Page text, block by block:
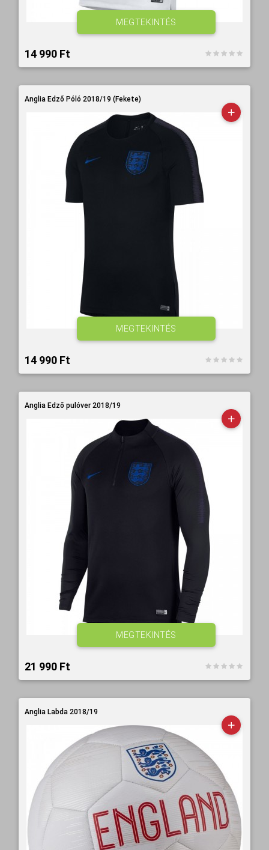
14 990 Ft‎
MEGTEKINTÉS
Anglia Edző Póló 2018/19 (Fekete)
14 990 Ft‎
MEGTEKINTÉS
Anglia Edző pulóver 2018/19
21 990 Ft‎
MEGTEKINTÉS
Anglia Labda 2018/19